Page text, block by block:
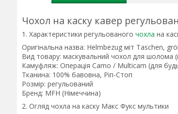
Чохол на каску кавер
1. Характеристики регульованого чохла на
Оригінальна назва: Helmbezug міт Taschen,
Вид товару: маскувальний чохол для шолома
Камуфляж: Операція Camo / Multicam (для
Тканина: 100% бавовна, Ріп-Стоп
Розмір: регульований
Бренд: MFH (Німеччина)
2. Огляд чохла на каску Макс Фукс мультики